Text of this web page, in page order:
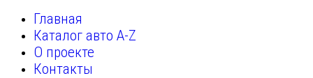
Главная
Каталог авто A-Z
О проекте
Контакты